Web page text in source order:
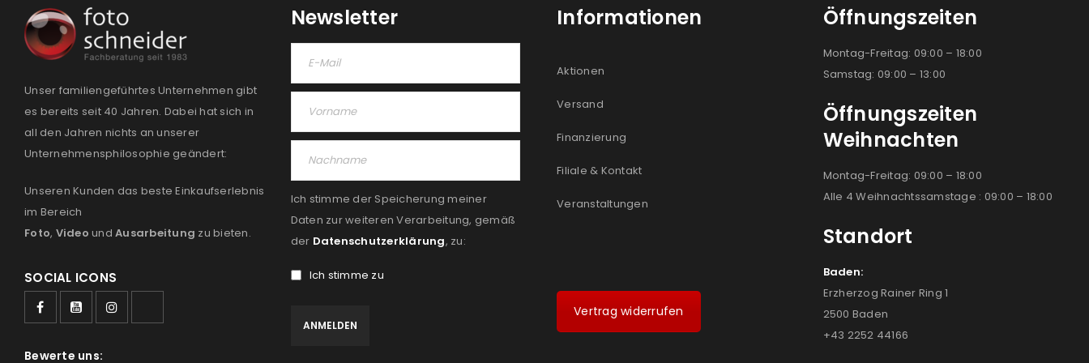
Unser familiengeführtes Unternehmen gibt
es bereits seit 40 Jahren. Dabei hat sich in
all den Jahren nichts an unserer
Unternehmensphilosophie geändert:
Unseren Kunden das beste Einkaufserlebnis
im Bereich
Foto, Video und Ausarbeitung zu bieten.
SOCIAL ICONS
Bewerte uns:
Newsletter
Ich stimme der Speicherung meiner
Daten zur weiteren Verarbeitung, gemäß
der Datenschutzerklärung, zu:
Ich stimme zu
Informationen
Aktionen
Versand
Finanzierung
Filiale & Kontakt
Veranstaltungen
Vertrag widerrufen
Öffnungszeiten
Montag-Freitag: 09:00 – 18:00
Samstag: 09:00 – 13:00
Öffnungszeiten
Weihnachten
Montag-Freitag: 09:00 – 18:00
Alle 4 Weihnachtssamstage : 09:00 – 18:00
Standort
Baden:
Erzherzog Rainer Ring 1
2500 Baden
+43 2252 44166